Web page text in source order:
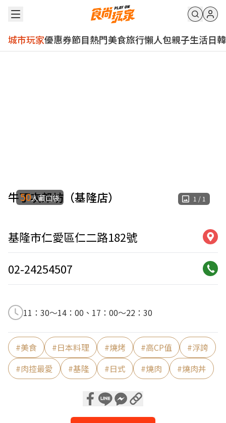
城市玩家優惠券節目熱門美食旅行懶人包親子生活日韓
牛丁次郎坊（基隆店） 1 / 1
50人藏口袋
基隆市仁愛區仁二路182號
02-24254507
11：30～14：00、17：00～22：30
#美食 #日本料理 #燒烤 #高CP值 #浮誇
#肉控最愛 #基隆 #日式 #燒肉 #燒肉丼